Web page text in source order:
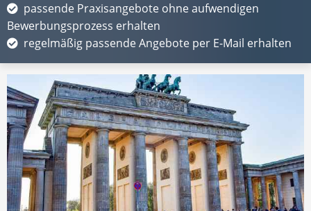
passende Praxisangebote ohne aufwendigen
Bewerbungsprozess erhalten
regelmäßig passende Angebote per E-Mail erhalten